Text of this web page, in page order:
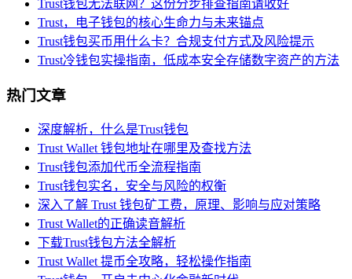
Trust钱包无法联网？这份分步排查指南请收好
Trust，电子钱包的核心生命力与未来锚点
Trust钱包买币用什么卡？合规支付方式及风险提示
Trust冷钱包实操指南，低成本安全存储数字资产的方法
热门文章
深度解析，什么是Trust钱包
Trust Wallet 钱包地址在哪里及查找方法
Trust钱包添加代币全流程指南
Trust钱包实名，安全与风险的权衡
深入了解 Trust 钱包矿工费，原理、影响与应对策略
Trust Wallet的正确读音解析
下载Trust钱包方法全解析
Trust Wallet 提币全攻略，轻松操作指南